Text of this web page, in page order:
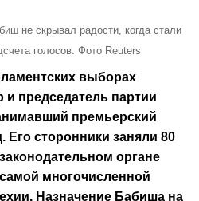
не скрывал радости, когда стали
голосов. Фото Reuters
выборах
и председатель партии
премьерский
Его сторонники заняли 80
органе
многочисленной
Назначение Бабиша на